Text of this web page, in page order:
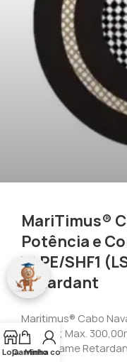
MariTimus®
Potência e
XLPE/SHF1
Retardant
Maritimus® Cabo
Armado; Max.
SHF1; Flame
LojaCarrinho
Minha conta